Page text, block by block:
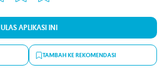
ULAS APLIKASI INI
TAMBAH KE REKOMENDASI